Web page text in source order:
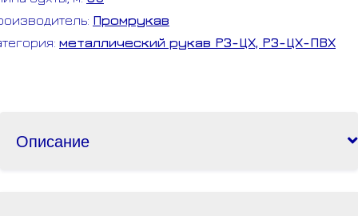
Промрукав
металлический рукав РЗ-ЦХ, РЗ-ЦХ-ПВХ
Описание